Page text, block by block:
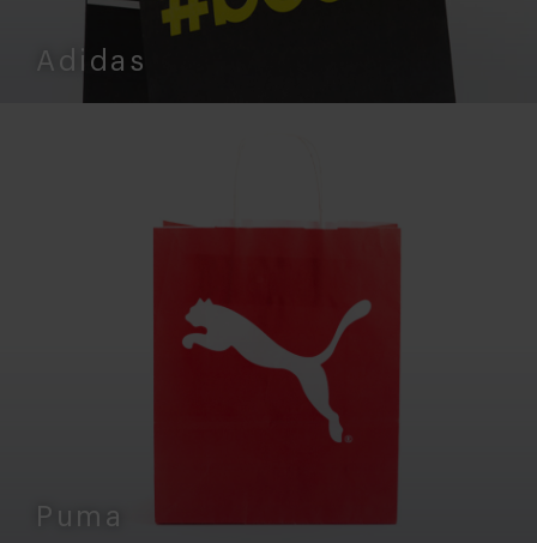
Adidas
Puma